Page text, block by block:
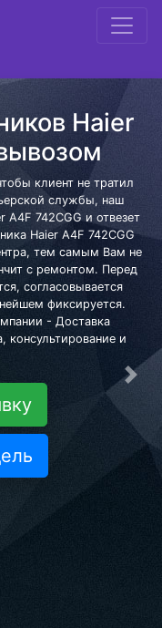
Haier
клиент не тратил
службы, наш
A4F 742CGG и отвезет
Haier A4F 742CGG
тем самым Вам не
с ремонтом. Перед
согласовывается
фиксируется.
- Доставка
консультирование и